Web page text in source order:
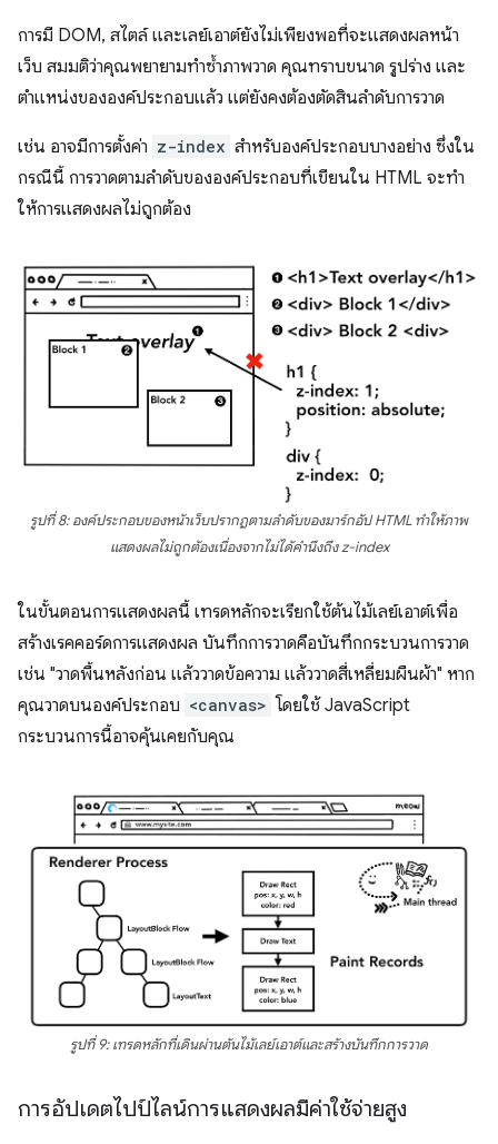
การมี DOM, สไตล์ และเลย์เอาต์ยังไม่เพียงพอที่จะแสดงผลหน้า
เว็บ สมมติว่าคุณพยายามทำซ้ำภาพวาด คุณทราบขนาด รูปร่าง และ
ตำแหน่งขององค์ประกอบแล้ว แต่ยังคงต้องตัดสินลำดับการวาด
เช่น อาจมีการตั้งค่า z-index สําหรับองค์ประกอบบางอย่าง ซึ่งใน
กรณีนี้ การวาดตามลําดับขององค์ประกอบที่เขียนใน HTML จะทํา
ให้การแสดงผลไม่ถูกต้อง
รูปที่ 8: องค์ประกอบของหน้าเว็บปรากฏตามลําดับของมาร์กอัป HTML ทําให้ภาพ
แสดงผลไม่ถูกต้องเนื่องจากไม่ได้คํานึงถึง z-index
ในขั้นตอนการแสดงผลนี้ เทรดหลักจะเรียกใช้ต้นไม้เลย์เอาต์เพื่อ
สร้างเรคคอร์ดการแสดงผล บันทึกการวาดคือบันทึกกระบวนการวาด
เช่น "วาดพื้นหลังก่อน แล้ววาดข้อความ แล้ววาดสี่เหลี่ยมผืนผ้า" หาก
คุณวาดบนองค์ประกอบ <canvas> โดยใช้ JavaScript
กระบวนการนี้อาจคุ้นเคยกับคุณ
รูปที่ 9: เทรดหลักที่เดินผ่านต้นไม้เลย์เอาต์และสร้างบันทึกการวาด
การอัปเดตไปป์ไลน์การแสดงผลมีค่าใช้จ่ายสูง